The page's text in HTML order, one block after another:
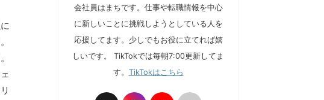
会社員はまちです。仕事や転職情報を中心
に新しいことに挑戦しようとしている人を
応援してます。少しでもお役に立てれば嬉
しいです。 TikTokでは毎朝7:00更新してま
す。 TikTokはこちら